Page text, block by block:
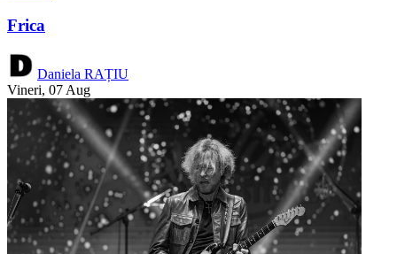
Frica
Daniela RAȚIU
Vineri, 07 Aug